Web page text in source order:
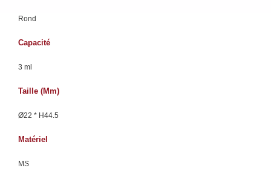
Rond
Capacité
3 ml
Taille (mm)
Ø22 * H44.5
Matériel
MS